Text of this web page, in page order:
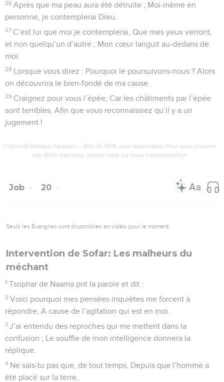
26 Après que ma peau aura été détruite ; Moi-même en
personne, je contemplerai Dieu.
27 C’est lui que moi je contemplerai, Que mes yeux verront,
et non quelqu’un d’autre ; Mon cœur languit au-dedans de
moi.
28 Lorsque vous direz : Pourquoi le poursuivons-nous ? Alors
on découvrira le bien-fondé de ma cause.
29 Craignez pour vous l’épée, Car les châtiments par l’épée
sont terribles, Afin que vous reconnaissiez qu’il y a un
jugement !
© Société biblique française – Bibli’O, 1978, avec autorisation. Pour vous procurer
une Bible imprimée, rendez-vous sur www.editionsbiblio.fr
Job 20
Seuls les Évangiles sont disponibles en vidéo pour le moment.
Intervention de Sofar: Les malheurs du
méchant
1 Tsophar de Naama prit la parole et dit :
2 Voici pourquoi mes pensées inquiètes me forcent à
répondre, A cause de l’agitation qui est en moi.
3 J’ai entendu des reproches qui me mettent dans la
confusion ; Le souffle de mon intelligence donnera la
réplique.
4 Ne sais-tu pas que, de tout temps, Depuis que l’homme a
été placé sur la terre,